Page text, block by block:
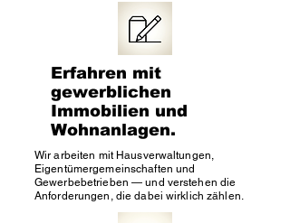
Erfahren mit
gewerblichen
Immobilien und
Wohnanlagen.
Wir arbeiten mit Hausverwaltungen,
Eigentümergemeinschaften und
Gewerbebetrieben — und verstehen die
Anforderungen, die dabei wirklich zählen.